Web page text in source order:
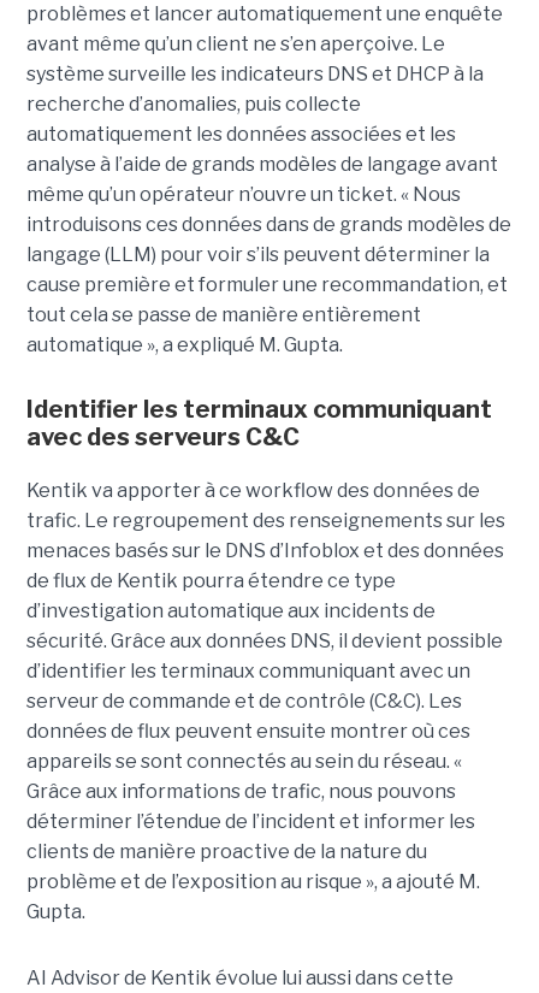
problèmes et lancer automatiquement une enquête
avant même qu’un client ne s’en aperçoive. Le
système surveille les indicateurs DNS et DHCP à la
recherche d’anomalies, puis collecte
automatiquement les données associées et les
analyse à l’aide de grands modèles de langage avant
même qu’un opérateur n’ouvre un ticket. « Nous
introduisons ces données dans de grands modèles de
langage (LLM) pour voir s’ils peuvent déterminer la
cause première et formuler une recommandation, et
tout cela se passe de manière entièrement
automatique », a expliqué M. Gupta.
Identifier les terminaux communiquant
avec des serveurs C&C
Kentik va apporter à ce workflow des données de
trafic. Le regroupement des renseignements sur les
menaces basés sur le DNS d’Infoblox et des données
de flux de Kentik pourra étendre ce type
d’investigation automatique aux incidents de
sécurité. Grâce aux données DNS, il devient possible
d’identifier les terminaux communiquant avec un
serveur de commande et de contrôle (C&C). Les
données de flux peuvent ensuite montrer où ces
appareils se sont connectés au sein du réseau. «
Grâce aux informations de trafic, nous pouvons
déterminer l’étendue de l’incident et informer les
clients de manière proactive de la nature du
problème et de l’exposition au risque », a ajouté M.
Gupta.
AI Advisor de Kentik évolue lui aussi dans cette